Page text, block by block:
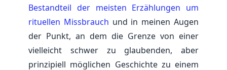
Bestandteil der meisten Erzählungen um
rituellen Missbrauch und in meinen Augen
der Punkt, an dem die Grenze von einer
vielleicht schwer zu glaubenden, aber
prinzipiell möglichen Geschichte zu einem